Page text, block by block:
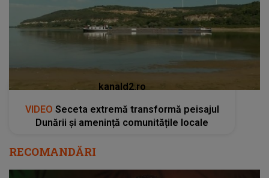
kanald2.ro
VIDEO Seceta extremă transformă peisajul
Dunării și amenință comunitățile locale
RECOMANDĂRI